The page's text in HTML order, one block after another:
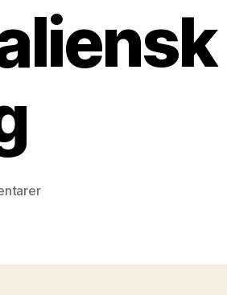
till
avslutning